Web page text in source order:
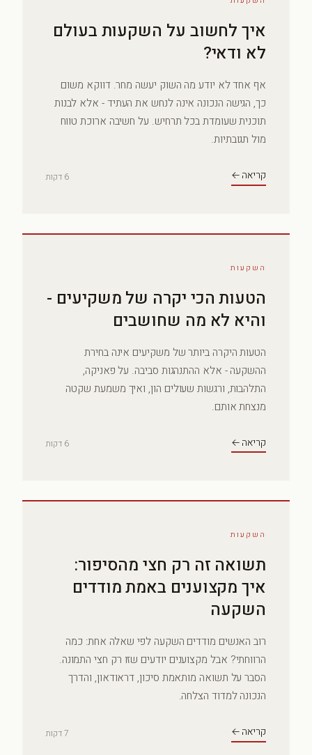
איך לחשוב על השקעות בעולם
לא ודאי?
אף אחד לא יודע מה השוק יעשה מחר. דווקא משום
כך, הגישה הנכונה אינה לנחש את העתיד - אלא לבנות
תוכנית שעומדת בכל תרחיש. על חשיבה ארוכת טווח
מול תגובתיות.
קריאה ← 6 דקות
השקעות
הטעות הכי יקרה של משקיעים -
והיא לא מה שחושבים
הטעות היקרה ביותר של משקיעים אינה בחירת
ההשקעה - אלא ההתנהגות סביבה. על פאניקה,
התלהבות, ורגשות שעולים הון, ואיך משמעת שקטה
מנצחת אותם.
קריאה ← 6 דקות
השקעות
תשואה זה רק חצי מהסיפור:
איך מקצוענים באמת מודדים
השקעה
רוב האנשים מודדים השקעה לפי שאלה אחת: כמה
הרווחתי? אבל מקצוענים יודעים שזו רק חצי התמונה.
הסבר על תשואה מותאמת סיכון, דראודאון, והדרך
הנכונה למדוד הצלחה.
קריאה ← 7 דקות